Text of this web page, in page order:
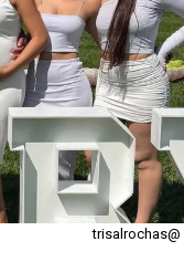
@trisalrochas